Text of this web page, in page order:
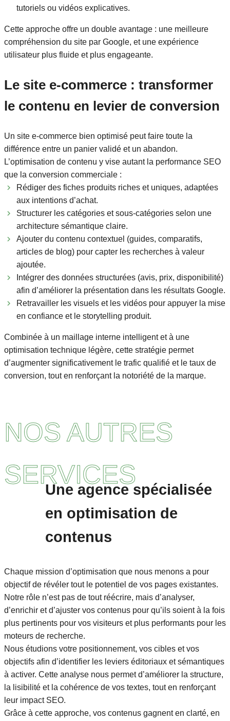
tutoriels ou vidéos explicatives.
Cette approche offre un double avantage : une meilleure
compréhension du site par Google, et une expérience
utilisateur plus fluide et plus engageante.
Le site e-commerce : transformer
le contenu en levier de conversion
Un site e-commerce bien optimisé peut faire toute la
différence entre un panier validé et un abandon.
L’optimisation de contenu y vise autant la performance SEO
que la conversion commerciale :
Rédiger des fiches produits riches et uniques, adaptées
aux intentions d’achat.
Structurer les catégories et sous-catégories selon une
architecture sémantique claire.
Ajouter du contenu contextuel (guides, comparatifs,
articles de blog) pour capter les recherches à valeur
ajoutée.
Intégrer des données structurées (avis, prix, disponibilité)
afin d’améliorer la présentation dans les résultats Google.
Retravailler les visuels et les vidéos pour appuyer la mise
en confiance et le storytelling produit.
Combinée à un maillage interne intelligent et à une
optimisation technique légère, cette stratégie permet
d’augmenter significativement le trafic qualifié et le taux de
conversion, tout en renforçant la notoriété de la marque.
NOS AUTRES
SERVICES
Une agence spécialisée
en optimisation de
contenus
Chaque mission d’optimisation que nous menons a pour
objectif de révéler tout le potentiel de vos pages existantes.
Notre rôle n’est pas de tout réécrire, mais d’analyser,
d’enrichir et d’ajuster vos contenus pour qu’ils soient à la fois
plus pertinents pour vos visiteurs et plus performants pour les
moteurs de recherche.
Nous étudions votre positionnement, vos cibles et vos
objectifs afin d’identifier les leviers éditoriaux et sémantiques
à activer. Cette analyse nous permet d’améliorer la structure,
la lisibilité et la cohérence de vos textes, tout en renforçant
leur impact SEO.
Grâce à cette approche, vos contenus gagnent en clarté, en